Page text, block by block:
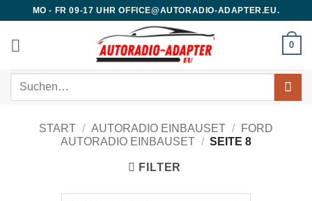
springen
MO - FR 09-17 UHR OFFICE@AUTORADIO-ADAPTER.EU.
0
Suchen
START / AUTORADIO EINBAUSET /
FORD
AUTORADIO EINBAUSET / SEITE 8
FILTER